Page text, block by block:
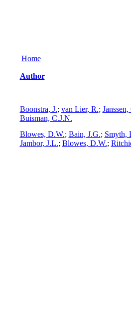
Home
Author
Boonstra, J.; van Lier, R.; Janssen,
Buisman, C.J.N.
Blowes, D.W.; Bain, J.G.; Smyth,
Jambor, J.L.; Blowes, D.W.;